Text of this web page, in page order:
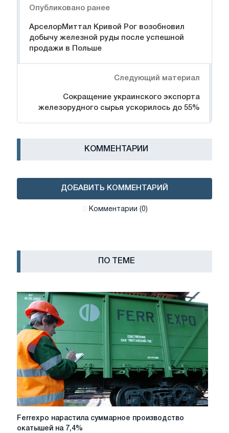
Опубликовано ранее
АрселорМиттал Кривой Рог возобновил
добычу железной руды после успешной
продажи в Польше
Следующий материал
Сокращение украинского экспорта
железорудного сырья ускорилось до 55%
КОММЕНТАРИИ
ДОБАВИТЬ КОММЕНТАРИЙ
Комментарии (0)
ПО ТЕМЕ
Ferrexpo
нарастила
Ferrexpo нарастила суммарное производство
окатышей на 7,4%